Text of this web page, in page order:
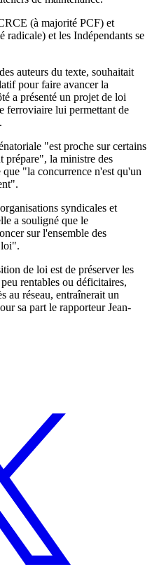
(à majorité PCF) et
et les Indépendants se
auteurs du texte, souhaitait
pour faire avancer la
a présenté un projet de loi
ferroviaire lui permettant de
"est proche sur certains
prépare", la ministre des
"la concurrence n'est qu'un
syndicales et
a souligné que le
sur l'ensemble des
loi".
de loi est de préserver les
rentables ou déficitaires,
au réseau, entraînerait un
sa part le rapporteur Jean-